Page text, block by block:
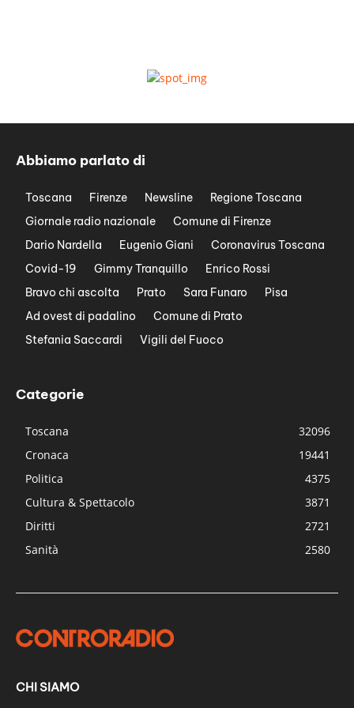
Abbiamo parlato di
Toscana Firenze Newsline
Regione Toscana
Giornale radio nazionale
Comune di Firenze
Dario Nardella
Eugenio Giani
Coronavirus Toscana
Covid-19
Gimmy Tranquillo
Enrico Rossi
Bravo chi ascolta
Prato Sara Funaro
Pisa
Ad ovest di padalino
Comune di Prato
Stefania Saccardi
Vigili del Fuoco
Categorie
Toscana
32096
Cronaca
19441
Politica
4375
Cultura & Spettacolo
3871
Diritti
2721
Sanità
2580
CHI SIAMO